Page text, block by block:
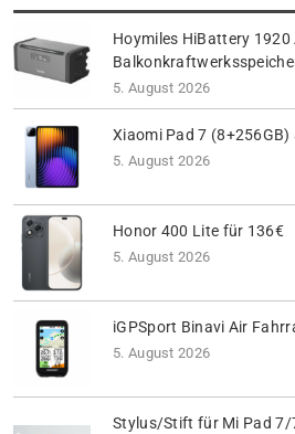
Hoymiles HiBattery 1920
5. August 2026
Xiaomi Pad 7 (8+256GB)
5. August 2026
Honor 400 Lite für 136€
5. August 2026
iGPSport Binavi Air
5. August 2026
Stylus/Stift für Mi Pad